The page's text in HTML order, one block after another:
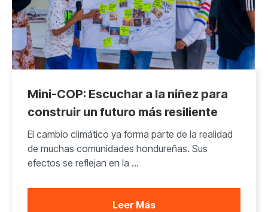
Mini-COP: Escuchar a la niñez para
construir un futuro más resiliente
El cambio climático ya forma parte de la realidad
de muchas comunidades hondureñas. Sus
efectos se reflejan en la ...
Leer Más